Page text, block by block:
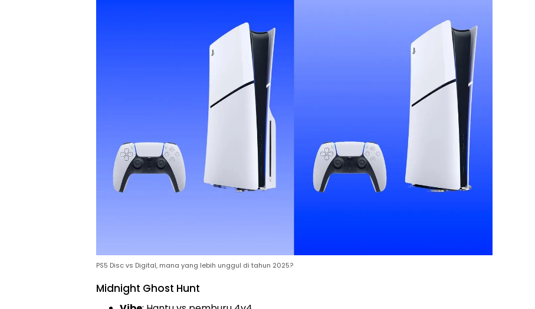
PS5 Disc vs Digital, mana yang lebih unggul di tahun 2025?
Midnight Ghost Hunt